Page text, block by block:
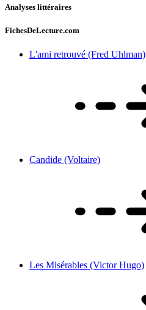
Analyses littéraires
FichesDeLecture.com
L'ami retrouvé (Fred Uhlman)
Candide (Voltaire)
Les Misérables (Victor Hugo)